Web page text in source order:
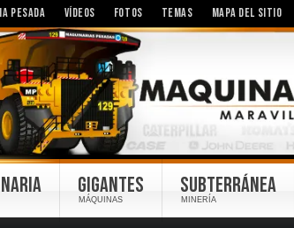
PESADA VÍDEOS FOTOS TEMAS MAPA DEL SITIO
GIGANTES
MÁQUINAS
SUBTERRÁNEA
MINERÍA